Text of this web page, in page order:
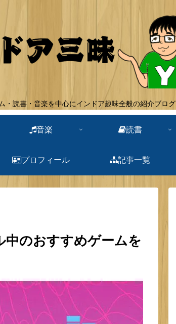
・読書・音楽を中心にインドア趣味全般の紹介ブログ
音楽 読書
プロフィール 記事一覧
中のおすすめゲームを